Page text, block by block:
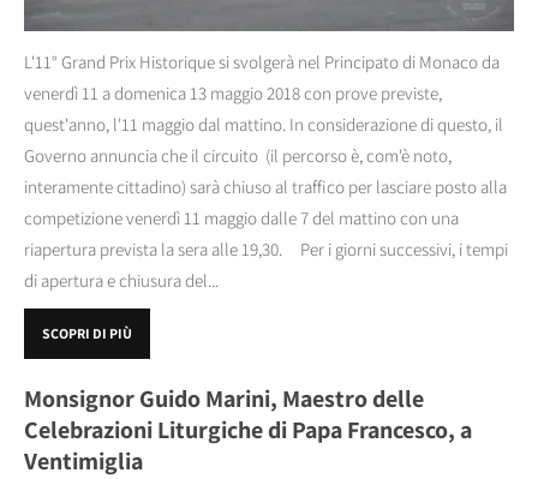
L'11° Grand Prix Historique si svolgerà nel Principato di Monaco da
venerdì 11 a domenica 13 maggio 2018 con prove previste,
quest'anno, l'11 maggio dal mattino. In considerazione di questo, il
Governo annuncia che il circuito (il percorso è, com'è noto,
interamente cittadino) sarà chiuso al traffico per lasciare posto alla
competizione venerdì 11 maggio dalle 7 del mattino con una
riapertura prevista la sera alle 19,30. Per i giorni successivi, i tempi
di apertura e chiusura del...
SCOPRI DI PIÙ
Monsignor Guido Marini, Maestro delle
Celebrazioni Liturgiche di Papa Francesco, a
Ventimiglia